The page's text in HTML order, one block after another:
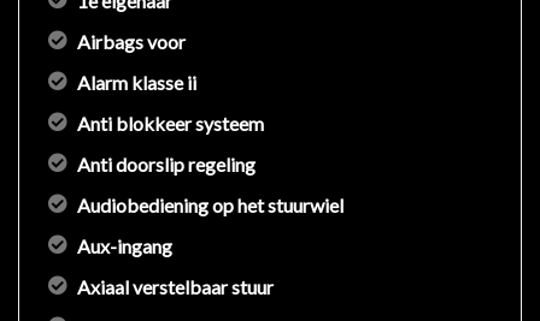
Airbags voor
Alarm klasse ii
Anti blokkeer systeem
Anti doorslip regeling
Audiobediening op het stuurwiel
Aux-ingang
Axiaal verstelbaar stuur